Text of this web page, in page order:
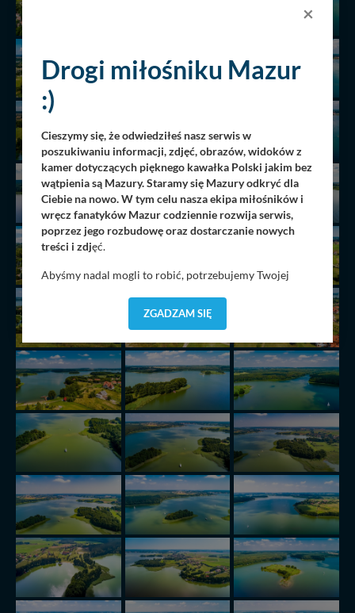
×
Drogi miłośniku Mazur
:)
Cieszymy się, że odwiedziłeś nasz serwis w
poszukiwaniu informacji, zdjęć, obrazów, widoków z
kamer dotyczących pięknego kawałka Polski jakim bez
wątpienia są Mazury. Staramy się Mazury odkryć dla
Ciebie na nowo. W tym celu nasza ekipa miłośników i
wręcz fanatyków Mazur codziennie rozwija serwis,
poprzez jego rozbudowę oraz dostarczanie nowych
treści i zdjęć.
Abyśmy nadal mogli to robić, potrzebujemy Twojej
dostosować do Twoich preferencji. Twoje dane (w tym
pliki cookies) będą zapisywane w celu usprawnienia
wyszukania, ulubione miejsca, logowania, itp).
Bezpieczeństwo Twoich danych jest dla nas
priorytetowe, bez poinformowania Ciebie nie będziemy
zmieniać zakresu naszych uprawnień. Twoje dane są u
nas bezpieczne, jeśli masz wątpliwości co do naszych
intencji, zawsze możesz wycofać swoją zgodę. Więcej
informacji uzyskach w naszej Polityce Prywatności.
Klikając znak X lub przycisk PRZEJDŹ DO SERWISU
wyrażasz zgodę na przetwarzanie Twoich danych.
Nasz serwis nie wykorzystuje oraz nie udostępnia
Twoich danych innym podmiotom oraz osobom
trzecim. Wyjątkiem jest sytuacja, gdy przekazanie
Twoich danych jest elementem usługi (przekazanie
danych z formularza kontaktowego, przekazanie danych
w przypadku rezerwacji usług typu: nocleg, czartery,
itp). Więcej informacji o zasadach i funkcjonalności
ZGADZAM SIĘ